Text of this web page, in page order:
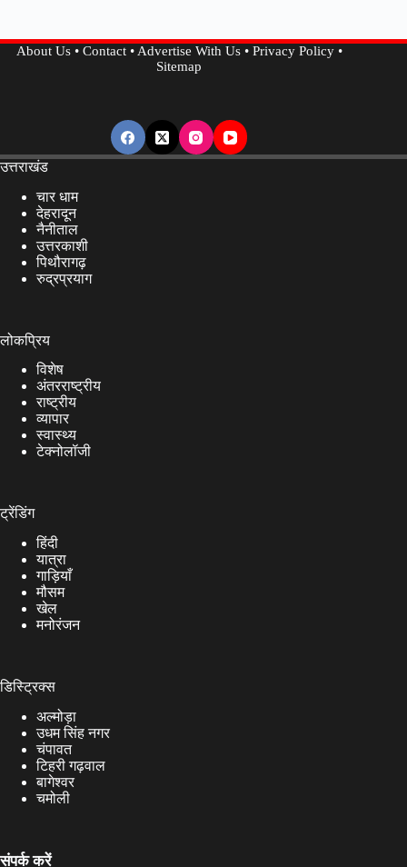
फंसे
About Us• Contact•Advertise With Us• Privacy Policy•
Sitemap
उत्तराखंड
चार धाम
देहरादून
नैनीताल
उत्तरकाशी
पिथौरागढ़
रुद्रप्रयाग
लोकप्रिय
विशेष
अंतरराष्ट्रीय
राष्ट्रीय
व्यापार
स्वास्थ्य
टेक्नोलॉजी
ट्रेंडिंग
हिंदी
यात्रा
गाड़ियाँ
मौसम
खेल
मनोरंजन
डिस्ट्रिक्स
अल्मोड़ा
उधम सिंह नगर
चंपावत
टिहरी गढ़वाल
बागेश्वर
चमोली
संपर्क करें